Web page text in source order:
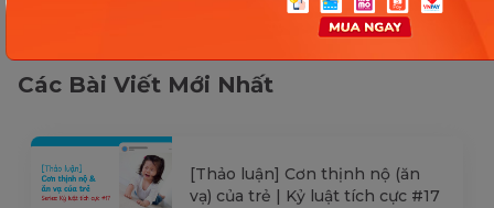
Các Bài Viết Mới Nhất
[Thảo luận] Cơn thịnh nộ (ăn
vạ) của trẻ | Kỷ luật tích cực #17